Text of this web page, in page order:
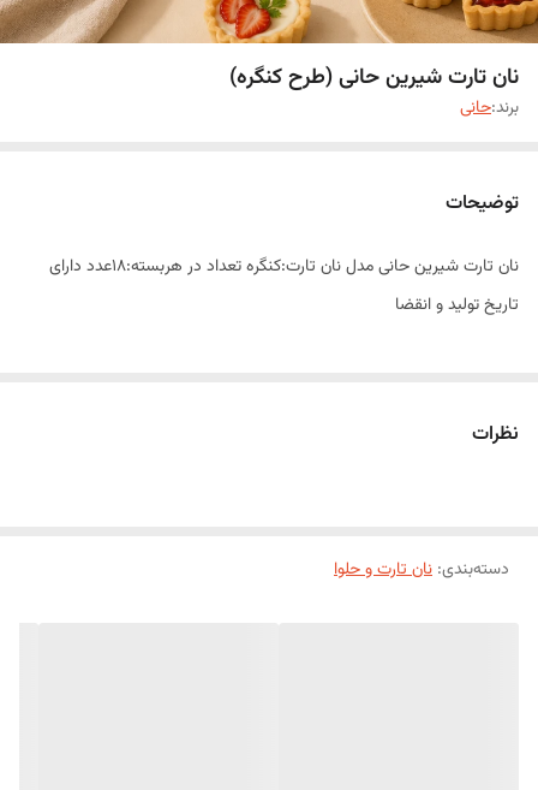
نان تارت شیرین حانی (طرح کنگره)
برند:حانی
توضیحات
نان تارت شیرین حانی مدل نان تارت:کنگره تعداد در هربسته:۱۸عدد دارای
تاریخ تولید و انقضا
نظرات
دسته‌بندی: نان تارت و حلوا